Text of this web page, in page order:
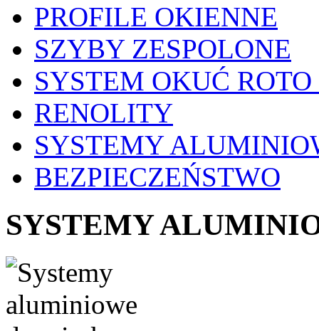
PROFILE OKIENNE
SZYBY ZESPOLONE
SYSTEM OKUĆ
RENOLITY
SYSTEMY
BEZPIECZEŃSTWO
SYSTEMY